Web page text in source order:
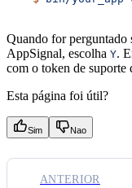
Quando for perguntado
AppSignal, escolha Y.
com o token de suporte
Esta página foi útil?
Sim Nao
ANTERIOR